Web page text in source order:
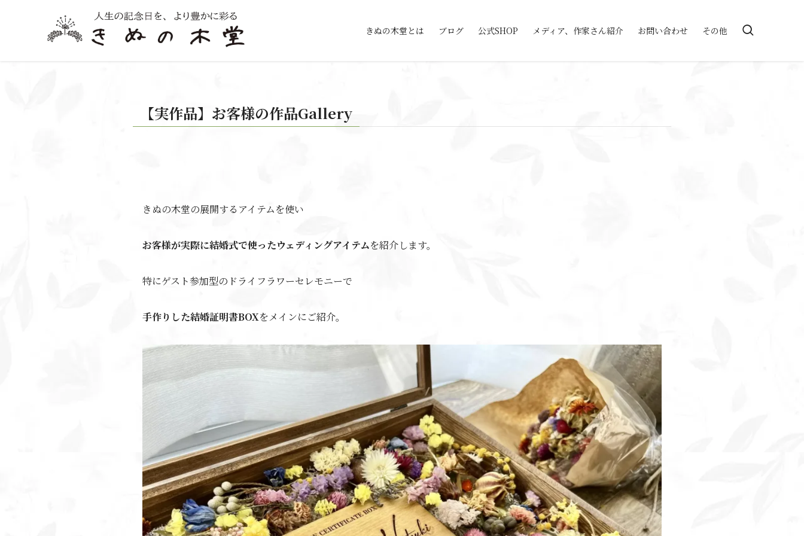
きぬの木堂とは ブログ 公式SHOP メディア、作家さん紹介 お問い合わせ その他
【実作品】お客様の作品Gallery
きぬの木堂の展開するアイテムを使い
お客様が実際に結婚式で使ったウェディングアイテムを紹介します。
特にゲスト参加型のドライフラワーセレモニーで
手作りした結婚証明書BOXをメインにご紹介。